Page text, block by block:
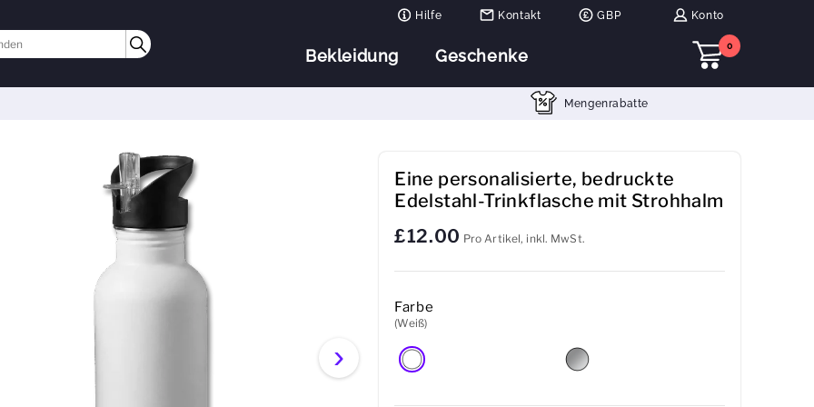
Hilfe Kontakt GBP Konto
Bekleidung Geschenke
0
Mengenrabatte
›
Eine personalisierte, bedruckte
Edelstahl-Trinkflasche mit Strohhalm
£12.00 Pro Artikel, inkl. MwSt.
Farbe
(Weiß)